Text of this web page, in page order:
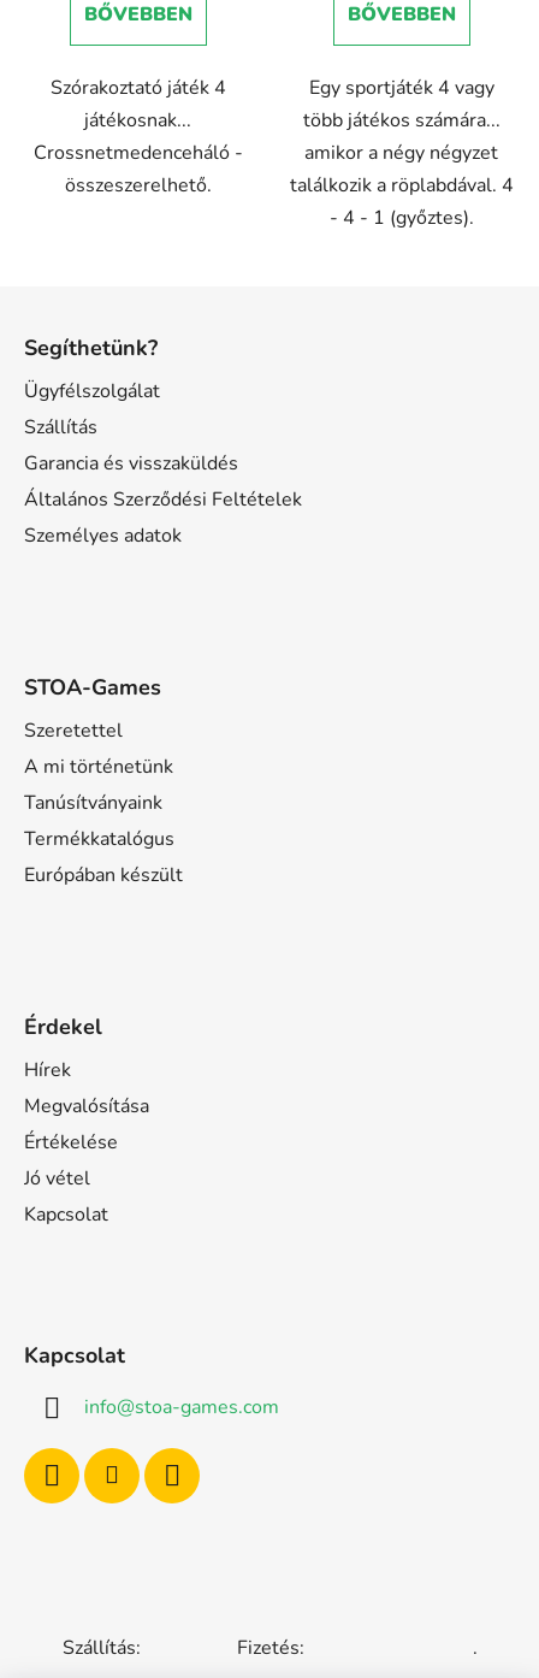
BŐVEBBEN
Szórakoztató játék 4
játékosnak...
Crossnetmedenceháló -
összeszerelhető.
BŐVEBBEN
Egy sportjáték 4 vagy
több játékos számára...
amikor a négy négyzet
találkozik a röplabdával. 4
- 4 - 1 (győztes).
Segíthetünk?
Ügyfélszolgálat
Szállítás
Garancia és visszaküldés
Általános Szerződési Feltételek
Személyes adatok
STOA-Games
Szeretettel
A mi történetünk
Tanúsítványaink
Termékkatalógus
Európában készült
Érdekel
Hírek
Megvalósítása
Értékelése
Jó vétel
Kapcsolat
Kapcsolat
info@stoa-games.com
Szállítás: Fizetés: .